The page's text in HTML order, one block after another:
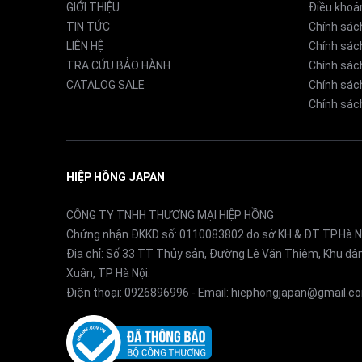
4. Cảm biến AI thông minh
Cảm biến AI phân tích thông tin như chất liệu
độ làm mát hoặc sưởi ấm, tối ưu hóa sự thoải
5. Điều khiển qua smartphone
Ứng dụng Aeolia cho phép bạn điều khiển máy
6. Chế độ tuần hoàn không khí thông minh
Công nghệ tuần hoàn giúp phân phối không khí
lượng hiệu quả.
GIỚI THIỆU
TIN TỨC
LIÊN HỆ
TRA CỨU BẢO HÀNH
CATALOG SALE
Điều
Chính
Chính
Chính
Chính
Chính
HIỆP HỒNG JAPAN
CÔNG TY TNHH THƯƠNG MẠI HIỆP HỒNG
Chứng nhận ĐKKD số: 0110083802 do sở KH & ĐT TP.Hà
Địa chỉ: Số 33 TT Thủy sản, Đường Lê Văn Thiêm, Khu
Xuân, TP Hà Nội.
Điện thoại: 0926896996 - Email: